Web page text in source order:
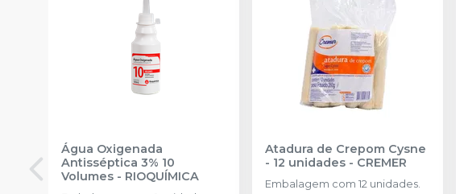
Água Oxigenada
Antisséptica 3% 10
Volumes - RIOQUÍMICA
Atadura de Crepom Cysne
- 12 unidades - CREMER
Embalagem com 12 unidades.